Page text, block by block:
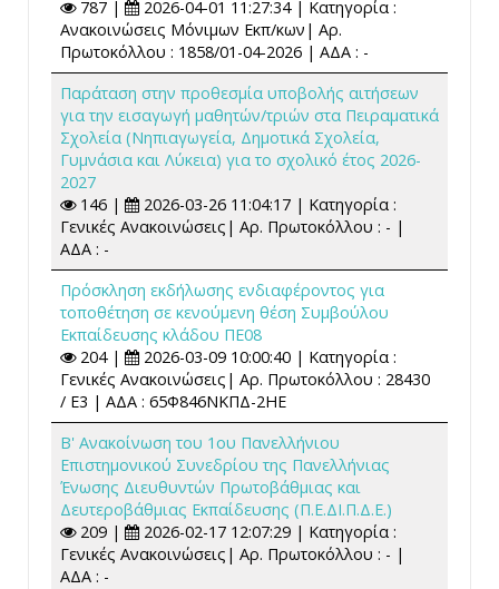
787 |
2026-04-01 11:27:34 | Κατηγορία :
Ανακοινώσεις Μόνιμων Εκπ/κων| Αρ.
Πρωτοκόλλου : 1858/01-04-2026 | ΑΔΑ : -
Παράταση στην προθεσμία υποβολής αιτήσεων
για την εισαγωγή μαθητών/τριών στα Πειραματικά
Σχολεία (Νηπιαγωγεία, Δημοτικά Σχολεία,
Γυμνάσια και Λύκεια) για το σχολικό έτος 2026-
2027
146 |
2026-03-26 11:04:17 | Κατηγορία :
Γενικές Ανακοινώσεις| Αρ. Πρωτοκόλλου : - |
ΑΔΑ : -
Πρόσκληση εκδήλωσης ενδιαφέροντος για
τοποθέτηση σε κενούμενη θέση Συμβούλου
Εκπαίδευσης κλάδου ΠΕ08
204 |
2026-03-09 10:00:40 | Κατηγορία :
Γενικές Ανακοινώσεις| Αρ. Πρωτοκόλλου : 28430
/ Ε3 | ΑΔΑ : 65Φ846ΝΚΠΔ-2ΗΕ
Β' Ανακοίνωση του 1ου Πανελλήνιου
Επιστημονικού Συνεδρίου της Πανελλήνιας
Ένωσης Διευθυντών Πρωτοβάθμιας και
Δευτεροβάθμιας Εκπαίδευσης (Π.Ε.ΔΙ.Π.Δ.Ε.)
209 |
2026-02-17 12:07:29 | Κατηγορία :
Γενικές Ανακοινώσεις| Αρ. Πρωτοκόλλου : - |
ΑΔΑ : -